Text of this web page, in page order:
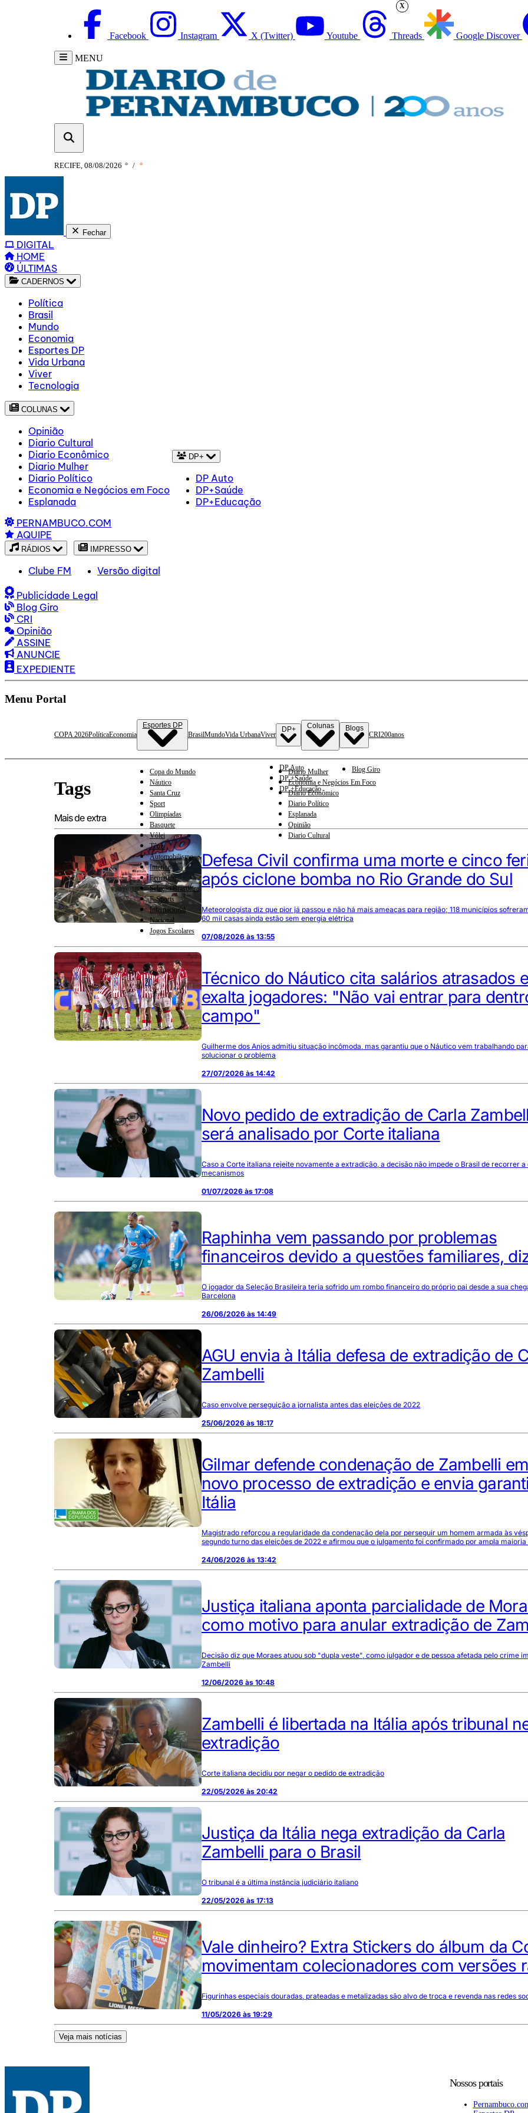
Facebook Instagram X (Twitter) Youtube Threads Google Discover
MENU
RECIFE, 08/08/2026 ° / °
Fechar
DIGITAL
HOME
ÚLTIMAS
CADERNOS
Política
Brasil
Mundo
Economia
Esportes DP
Vida Urbana
Viver
Tecnologia
COLUNAS
Opinião
Diario Cultural
Diario Econômico
Diario Mulher
Diario Político
Economia e Negócios em Foco
Esplanada
DP+
DP Auto
DP+Saúde
DP+Educação
PERNAMBUCO.COM
AQUIPE
RÁDIOS
Clube FM
IMPRESSO
Versão digital
Publicidade Legal
Blog Giro
CRI
Opinião
ASSINE
ANUNCIE
EXPEDIENTE
Menu Portal
COPA 2026PolíticaEconomia
Esportes DP
Copa do Mundo
Náutico
Santa Cruz
Sport
Olimpíadas
Basquete
Vôlei
Tênis
Automobilismo
Interior
Feminino
Seleção Brasileira
E-Sports
Internacional
Nacional
Jogos Escolares
BrasilMundoVida UrbanaViver
DP+
DP Auto
DP +Saúde
DP +Educação
Colunas
Diario Mulher
Economia e Negócios Em Foco
Diario Econômico
Diario Político
Esplanada
Opinião
Diario Cultural
Blogs
Blog Giro
CRI200anos
Tags
Mais de extra
Defesa Civil confirma uma morte e cinco
após ciclone bomba no Rio Grande do Sul
Meteorologista diz que pior já passou e não há mais ameaças para região; 118 municípios
60 mil casas ainda estão sem energia elétrica
07/08/2026 às 13:55
Técnico do Náutico cita salários atrasados e
exalta jogadores: "Não vai entrar para
campo"
Guilherme dos Anjos admitiu situação incômoda, mas garantiu que o Náutico vem trabalhando
solucionar o problema
27/07/2026 às 14:42
Novo pedido de extradição de Carla
será analisado por Corte italiana
Caso a Corte italiana rejeite novamente a extradição, a decisão não impede o Brasil de recorrer a
mecanismos
01/07/2026 às 17:08
Raphinha vem passando por problemas
financeiros devido a questões familiares,
O jogador da Seleção Brasileira teria sofrido um rombo financeiro do próprio pai desde a sua
Barcelona
26/06/2026 às 14:49
AGU envia à Itália defesa de extradição de
Zambelli
Caso envolve perseguição a jornalista antes das eleições de 2022
25/06/2026 às 18:17
Gilmar defende condenação de Zambelli em
novo processo de extradição e envia
Itália
Magistrado reforçou a regularidade da condenação dela por perseguir um homem armada às
segundo turno das eleições de 2022 e afirmou que o julgamento foi confirmado por ampla
24/06/2026 às 13:42
Justiça italiana aponta parcialidade de
como motivo para anular extradição de
Decisão diz que Moraes atuou sob "dupla veste", como julgador e de pessoa afetada pelo crime
Zambelli
12/06/2026 às 10:48
Zambelli é libertada na Itália após tribunal
extradição
Corte italiana decidiu por negar o pedido de extradição
22/05/2026 às 20:42
Justiça da Itália nega extradição da Carla
Zambelli para o Brasil
O tribunal é a última instância judiciário italiano
22/05/2026 às 17:13
Vale dinheiro? Extra Stickers do álbum da
movimentam colecionadores com versões
Figurinhas especiais douradas, prateadas e metalizadas são alvo de troca e revenda nas redes
11/05/2026 às 19:29
Veja mais notícias
Nossos portais
X